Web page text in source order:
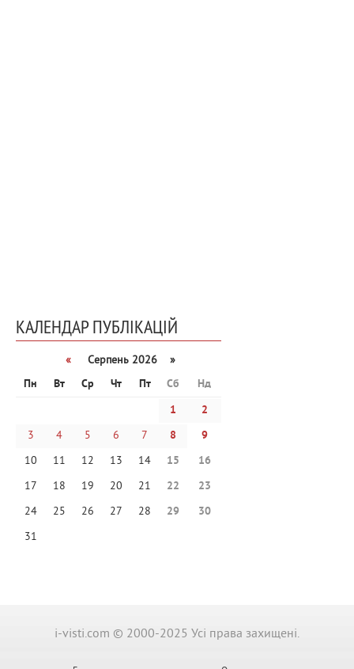
КАЛЕНДАР ПУБЛІКАЦІЙ
«
Серпень 2026 »
Пн
Вт Ср Чт Пт Сб
Нд
1
2
3
4 5 6 7 8
9
10
11 12 13 14 15
16
17
18 19 20 21 22
23
24
25 26 27 28 29
30
31
i-visti.com © 2000-2025 Усі права захищені.